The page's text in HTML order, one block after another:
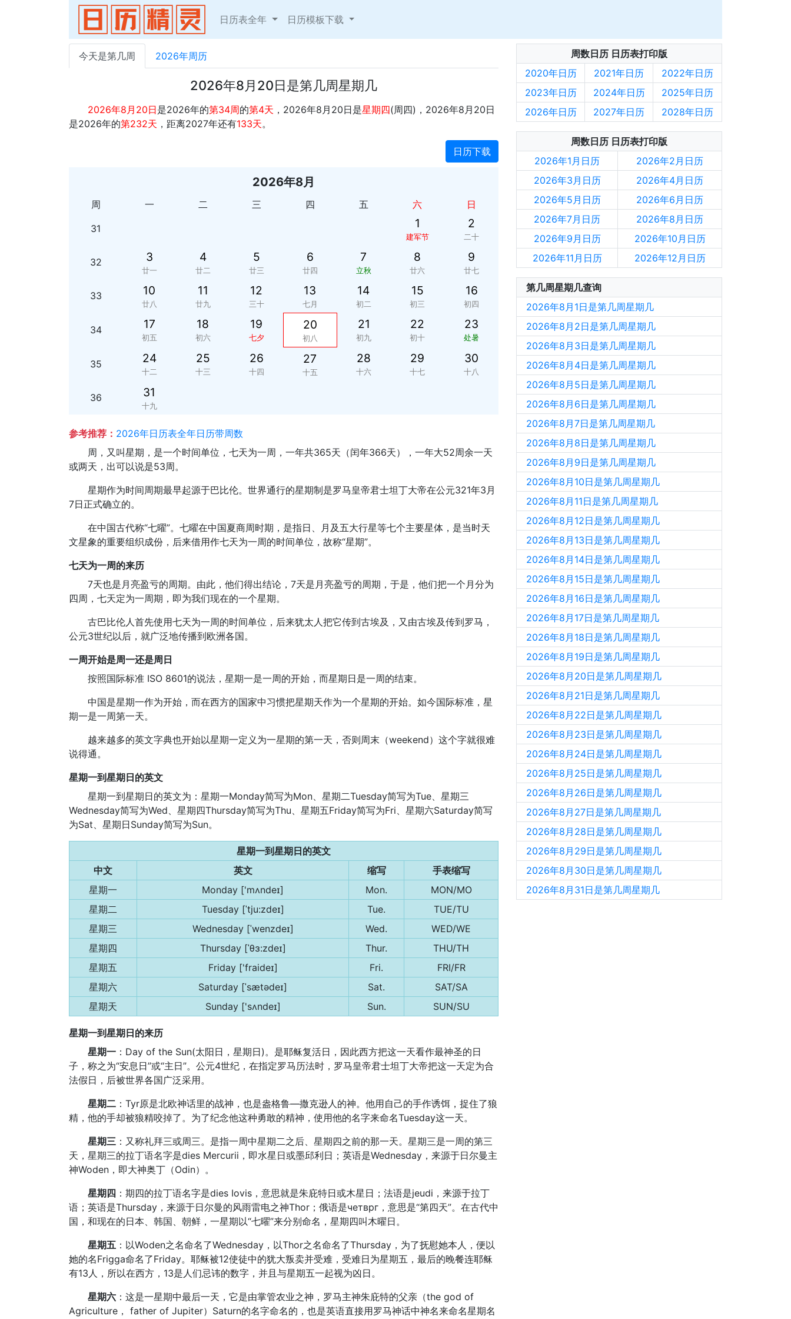
日历表全年 日历模板下载
今天是第几周 2026年周历
2026年8月20日是第几周星期几
2026年8月20日是2026年的第34周的第4天 ，2026年8月20日是星期四(周四)，2026年8月20日
是2026年的第232天 ，距离2027年还有133天。
日历下载
2026年8月
周 一 二 三 四 五 六 日
31 1
建军节
2
二十
32 3
廿一
4
廿二
5
廿三
6
廿四
7
立秋
8
廿六
9
廿七
33 10
廿八
11
廿九
12
三十
13
七月
14
初二
15
初三
16
初四
34 17
初五
18
初六
19
七夕
20
初八
21
初九
22
初十
23
处暑
35 24
十二
25
十三
26
十四
27
十五
28
十六
29
十七
30
十八
36 31
十九
参考推荐： 2026年日历表全年日历带周数
周，又叫星期，是一个时间单位，七天为一周，一年共365天（闰年366天），一年大52周余一天
或两天，出可以说是53周。
星期作为时间周期最早起源于巴比伦。世界通行的星期制是罗马皇帝君士坦丁大帝在公元321年3月
7日正式确立的。
在中国古代称“七曜”。七曜在中国夏商周时期，是指日、月及五大行星等七个主要星体，是当时天
文星象的重要组织成份，后来借用作七天为一周的时间单位，故称“星期”。
七天为一周的来历
7天也是月亮盈亏的周期。由此，他们得出结论，7天是月亮盈亏的周期，于是，他们把一个月分为
四周，七天定为一周期，即为我们现在的一个星期。
古巴比伦人首先使用七天为一周的时间单位，后来犹太人把它传到古埃及，又由古埃及传到罗马，
公元3世纪以后，就广泛地传播到欧洲各国。
一周开始是周一还是周日
按照国际标准 ISO 8601的说法，星期一是一周的开始，而星期日是一周的结束。
中国是星期一作为开始，而在西方的国家中习惯把星期天作为一个星期的开始。如今国际标准，星
期一是一周第一天。
越来越多的英文字典也开始以星期一定义为一星期的第一天，否则周末（weekend）这个字就很难
说得通。
星期一到星期日的英文
星期一到星期日的英文为：星期一Monday简写为Mon、星期二Tuesday简写为Tue、星期三
Wednesday简写为Wed、星期四Thursday简写为Thu、星期五Friday简写为Fri、星期六Saturday简写
为Sat、星期日Sunday简写为Sun。
星期一到星期日的英文
中文
英文 缩写
手表缩写
星期一
Monday ['mʌndeɪ] Mon.
MON/MO
星期二
Tuesday [ˈtju:zdeɪ] Tue.
TUE/TU
星期三
Wednesday [ˈwenzdeɪ] Wed.
WED/WE
星期四
Thursday [ˈθɜ:zdeɪ] Thur.
THU/TH
星期五
Friday ['fraideɪ] Fri.
FRI/FR
星期六
Saturday [ˈsætədeɪ] Sat.
SAT/SA
星期天
Sunday ['sʌndeɪ] Sun. SUN/SU
星期一到星期日的来历
星期一 ：Day of the Sun(太阳日，星期日)。是耶稣复活日，因此西方把这一天看作最神圣的日
子，称之为“安息日”或“主日”。公元4世纪，在指定罗马历法时，罗马皇帝君士坦丁大帝把这一天定为合
法假日，后被世界各国广泛采用。
星期二 ：Tyr原是北欧神话里的战神，也是盎格鲁—撒克逊人的神。他用自己的手作诱饵，捉住了狼
精，他的手却被狼精咬掉了。为了纪念他这种勇敢的精神，使用他的名字来命名Tuesday这一天。
星期三 ：又称礼拜三或周三。是指一周中星期二之后、星期四之前的那一天。星期三是一周的第三
天，星期三的拉丁语名字是dies Mercurii，即水星日或墨邱利日；英语是Wednesday，来源于日尔曼主
神Woden，即大神奥丁（Odin）。
星期四 ：期四的拉丁语名字是dies Iovis，意思就是朱庇特日或木星日；法语是jeudi，来源于拉丁
语；英语是Thursday，来源于日尔曼的风雨雷电之神Thor；俄语是четврг，意思是“第四天”。在古代中
国，和现在的日本、韩国、朝鲜，一星期以“七曜”来分别命名，星期四叫木曜日。
星期五 ：以Woden之名命名了Wednesday，以Thor之名命名了Thursday，为了抚慰她本人，便以
她的名Frigga命名了Friday。耶稣被12使徒中的犹大叛卖并受难，受难日为星期五，最后的晚餐连耶稣
有13人，所以在西方，13是人们忌讳的数字，并且与星期五一起视为凶日。
星期六 ：这是一星期中最后一天，它是由掌管农业之神，罗马主神朱庇特的父亲（the god of
Agriculture， father of Jupiter）Saturn的名字命名的，也是英语直接用罗马神话中神名来命名星期名
周数日历 日历表打印版
2020年日历
2021年日历
2022年日历
2023年日历
2024年日历
2025年日历
2026年日历
2027年日历 2028年日历
周数日历 日历表打印版
2026年1月日历
2026年2月日历
2026年3月日历
2026年4月日历
2026年5月日历
2026年6月日历
2026年7月日历
2026年8月日历
2026年9月日历
2026年10月日历
2026年11月日历
2026年12月日历
第几周星期几查询
2026年8月1日是第几周星期几
2026年8月2日是第几周星期几
2026年8月3日是第几周星期几
2026年8月4日是第几周星期几
2026年8月5日是第几周星期几
2026年8月6日是第几周星期几
2026年8月7日是第几周星期几
2026年8月8日是第几周星期几
2026年8月9日是第几周星期几
2026年8月10日是第几周星期几
2026年8月11日是第几周星期几
2026年8月12日是第几周星期几
2026年8月13日是第几周星期几
2026年8月14日是第几周星期几
2026年8月15日是第几周星期几
2026年8月16日是第几周星期几
2026年8月17日是第几周星期几
2026年8月18日是第几周星期几
2026年8月19日是第几周星期几
2026年8月20日是第几周星期几
2026年8月21日是第几周星期几
2026年8月22日是第几周星期几
2026年8月23日是第几周星期几
2026年8月24日是第几周星期几
2026年8月25日是第几周星期几
2026年8月26日是第几周星期几
2026年8月27日是第几周星期几
2026年8月28日是第几周星期几
2026年8月29日是第几周星期几
2026年8月30日是第几周星期几
2026年8月31日是第几周星期几